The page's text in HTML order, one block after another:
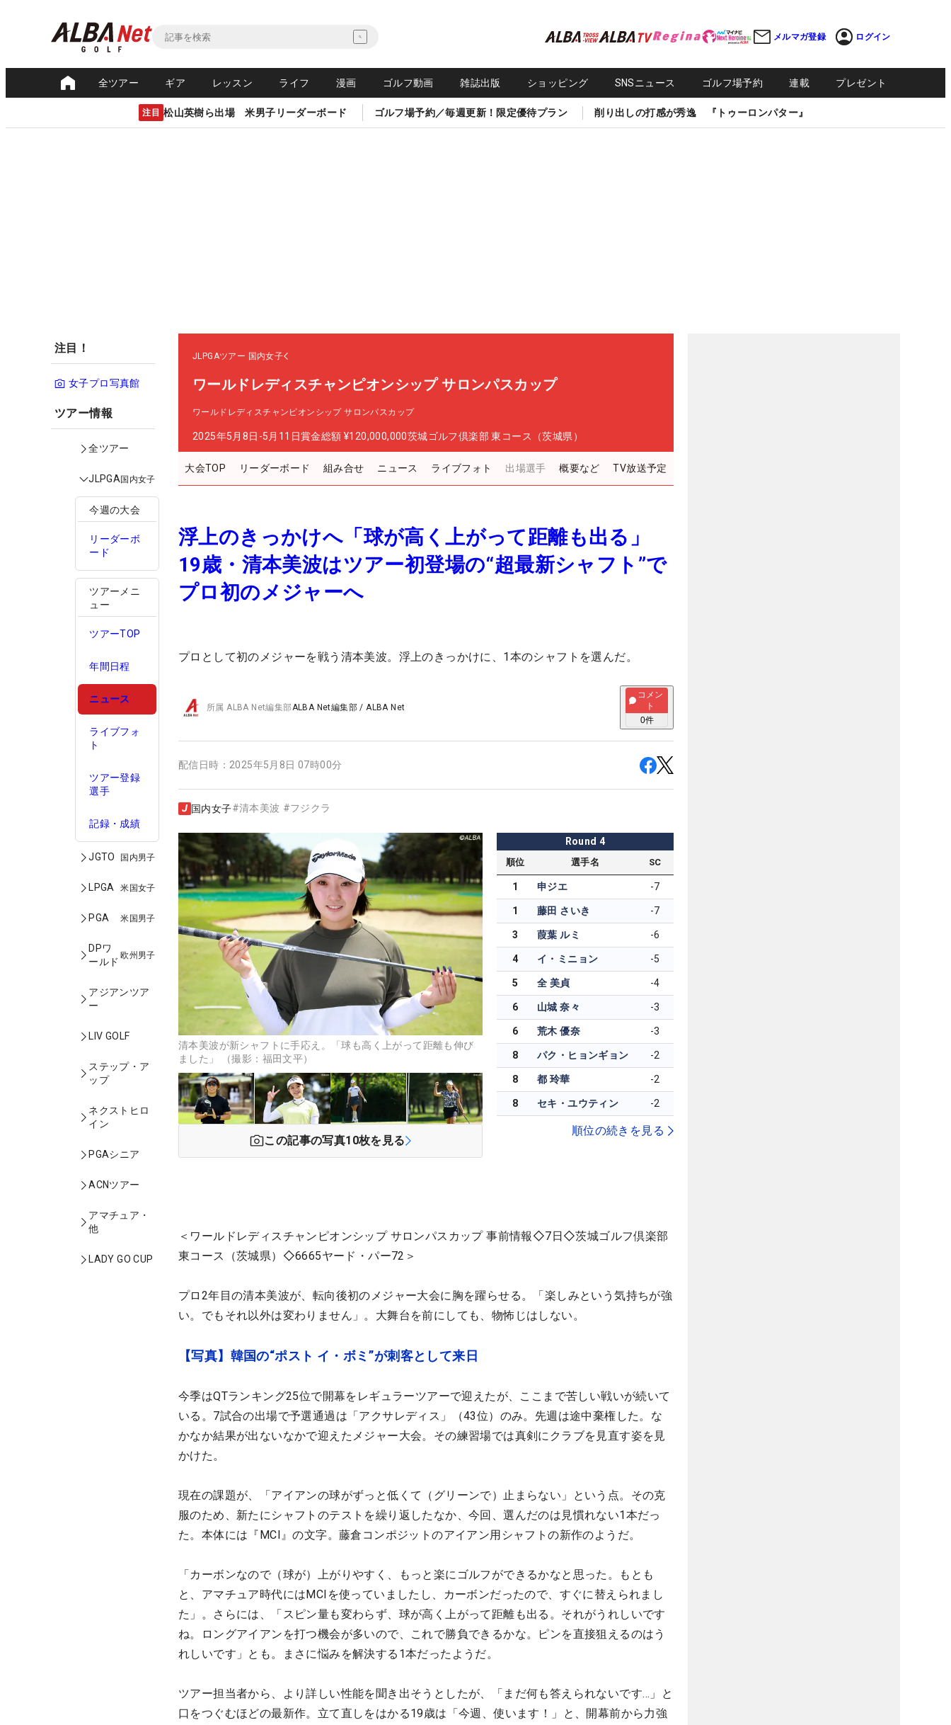
メルマガ登録 ログイン
全ツアー ギア レッスン ライフ 漫画 ゴルフ動画 雑誌出版 ショッピング SNSニュース ゴルフ場予約 連載 プレゼント
注目 松山英樹ら出場 米男子リーダーボード ゴルフ場予約／毎週更新！限定優待プラン 削り出しの打感が秀逸 『トゥーロンパター』
注目！
女子プロ写真館
ツアー情報
全ツアー
JLPGA国内女子
今週の大会
リーダーボ
ード
ツアーメニ
ュー
ツアーTOP
年間日程
ニュース
ライブフォ
ト
ツアー登録
選手
記録・成績
JGTO 国内男子
LPGA 米国女子
PGA 米国男子
DPワ
ールド
欧州男子
アジアンツア
ー
LIV GOLF
ステップ・ア
ップ
ネクストヒロ
イン
PGAシニア
ACNツアー
アマチュア・
他
LADY GO CUP
JLPGAツアー 国内女子
ワールドレディスチャンピオンシップ サロンパスカップ
ワールドレディスチャンピオンシップ サロンパスカップ
2025年5月8日-5月11日賞金総額 ¥120,000,000茨城ゴルフ倶楽部 東コース（茨城県）
大会TOP リーダーボード 組み合せ ニュース ライブフォト 出場選手 概要など TV放送予定
浮上のきっかけへ「球が高く上がって距離も出る」
19歳・清本美波はツアー初登場の“超最新シャフト”で
プロ初のメジャーへ
プロとして初のメジャーを戦う清本美波。浮上のきっかけに、1本のシャフトを選んだ。
所属ALBA Net編集部ALBA Net編集部 /ALBA Net
コメン
ト
0件
配信日時： 2025年5月8日 07時00分
国内女子#清本美波 #フジクラ
清本美波が新シャフトに手応え。「球も高く上がって距離も伸び
ました」 （撮影：福田文平）
この記事の写真10枚を見る
Round 4
順位 選手名 SC
1 申ジエ -7
1 藤田 さいき -7
3 葭葉 ルミ -6
4 イ・ミニョン -5
5 全 美貞 -4
6 山城 奈々 -3
6 荒木 優奈 -3
8 パク・ヒョンギョン -2
8 都 玲華 -2
8 セキ・ユウティン -2
順位の続きを見る
＜ワールドレディスチャンピオンシップ サロンパスカップ 事前情報◇7日◇茨城ゴルフ倶楽部
東コース（茨城県）◇6665ヤード・パー72＞
プロ2年目の清本美波が、転向後初のメジャー大会に胸を躍らせる。「楽しみという気持ちが強
い。でもそれ以外は変わりません」。大舞台を前にしても、物怖じはしない。
【写真】韓国の“ポスト イ・ボミ”が刺客として来日
今季はQTランキング25位で開幕をレギュラーツアーで迎えたが、ここまで苦しい戦いが続いて
いる。7試合の出場で予選通過は「アクサレディス」（43位）のみ。先週は途中棄権した。な
かなか結果が出ないなかで迎えたメジャー大会。その練習場では真剣にクラブを見直す姿を見
かけた。
現在の課題が、「アイアンの球がずっと低くて（グリーンで）止まらない」という点。その克
服のため、新たにシャフトのテストを繰り返したなか、今回、選んだのは見慣れない1本だっ
た。本体には『MCI』の文字。藤倉コンポジットのアイアン用シャフトの新作のようだ。
「カーボンなので（球が）上がりやすく、もっと楽にゴルフができるかなと思った。もとも
と、アマチュア時代にはMCIを使っていましたし、カーボンだったので、すぐに替えられまし
た」。さらには、「スピン量も変わらず、球が高く上がって距離も出る。それがうれしいです
ね。ロングアイアンを打つ機会が多いので、これで勝負できるかな。ピンを直接狙えるのはう
れしいです」とも。まさに悩みを解決する1本だったようだ。
ツアー担当者から、より詳しい性能を聞き出そうとしたが、「まだ何も答えられないです…」と
口をつぐむほどの最新作。立て直しをはかる19歳は「今週、使います！」と、開幕前から力強